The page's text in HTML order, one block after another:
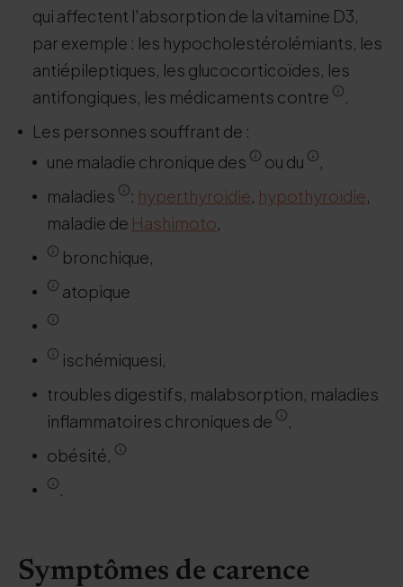
qui affectent l'absorption de la vitamine D3,
par exemple : les hypocholestérolémiants, les
antiépileptiques, les glucocorticoïdes, les
antifongiques, les médicaments contre
.
Les personnes souffrant de :
une maladie chronique des
ou du
,
maladies
: hyperthyroïdie, hypothyroïdie,
maladie de Hashimoto,
bronchique,
atopique
ischémiquesi,
troubles digestifs, malabsorption, maladies
inflammatoires chroniques de
,
obésité,
.
Symptômes de carence